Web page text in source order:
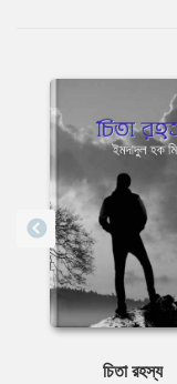
চিতা রহস্য